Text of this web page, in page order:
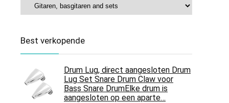
Best verkopende
Drum Lug, direct aangesloten Drum
Lug Set Snare Drum Claw voor
Bass Snare DrumElke drum is
aangesloten op een aparte…